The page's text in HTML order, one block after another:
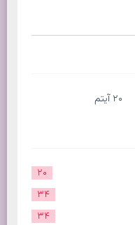
20 آیتم
20
34
34